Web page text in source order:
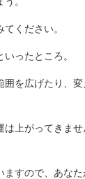
ください。
ったところ。
囲を広げたり、
は上がってきま
ますので、あな